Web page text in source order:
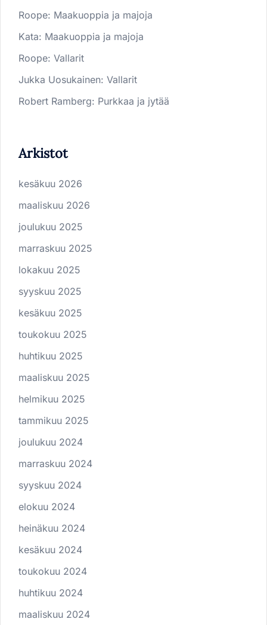
Roope: Maakuoppia ja majoja
Kata: Maakuoppia ja majoja
Roope: Vallarit
Jukka Uosukainen: Vallarit
Robert Ramberg: Purkkaa ja jytää
Arkistot
kesäkuu 2026
maaliskuu 2026
joulukuu 2025
marraskuu 2025
lokakuu 2025
syyskuu 2025
kesäkuu 2025
toukokuu 2025
huhtikuu 2025
maaliskuu 2025
helmikuu 2025
tammikuu 2025
joulukuu 2024
marraskuu 2024
syyskuu 2024
elokuu 2024
heinäkuu 2024
kesäkuu 2024
toukokuu 2024
huhtikuu 2024
maaliskuu 2024